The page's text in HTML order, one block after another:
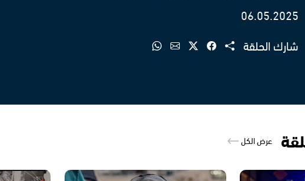
06.05.2025
شارك الحلقة
عرض الكل